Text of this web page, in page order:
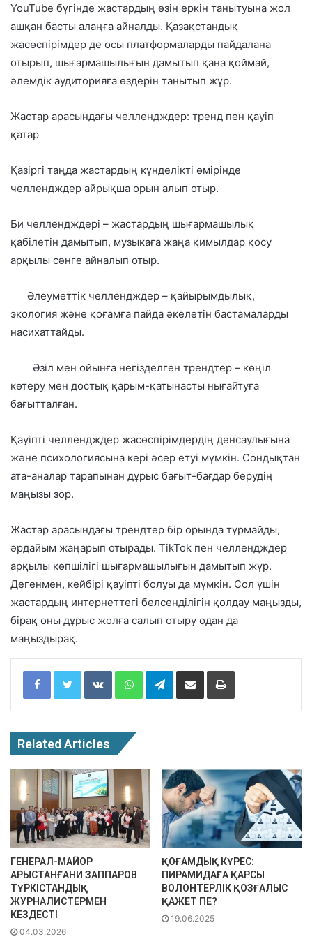
YouTube бүгінде жастардың өзін еркін танытуына жол
ашқан басты алаңға айналды. Қазақстандық
жасөспірімдер де осы платформаларды пайдалана
отырып, шығармашылығын дамытып қана қоймай,
әлемдік аудиторияға өздерін танытып жүр.
Жастар арасындағы челлендждер: тренд пен қауіп
қатар
Қазіргі таңда жастардың күнделікті өмірінде
челлендждер айрықша орын алып отыр.
Би челлендждері – жастардың шығармашылық
қабілетін дамытып, музыкаға жаңа қимылдар қосу
арқылы сәнге айналып отыр.
Әлеуметтік челлендждер – қайырымдылық,
экология және қоғамға пайда әкелетін бастамаларды
насихаттайды.
Әзіл мен ойынға негізделген трендтер – көңіл
көтеру мен достық қарым-қатынасты нығайтуға
бағытталған.
Қауіпті челлендждер жасөспірімдердің денсаулығына
және психологиясына кері әсер етуі мүмкін. Сондықтан
ата-аналар тарапынан дұрыс бағыт-бағдар берудің
маңызы зор.
Жастар арасындағы трендтер бір орында тұрмайды,
әрдайым жаңарып отырады. TikTok пен челлендждер
арқылы көпшілігі шығармашылығын дамытып жүр.
Дегенмен, кейбірі қауіпті болуы да мүмкін. Сол үшін
жастардың интернеттегі белсенділігін қолдау маңызды,
бірақ оны дұрыс жолға салып отыру одан да
маңыздырақ.
Facebook Twitter VKontakte WhatsApp Telegram
Related Articles
ГЕНЕРАЛ-МАЙОР
АРЫСТАНҒАНИ ЗАППАРОВ
ТҮРКІСТАНДЫҚ
ЖУРНАЛИСТЕРМЕН
КЕЗДЕСТІ
04.03.2026
ҚОҒАМДЫҚ КҮРЕС:
ПИРАМИДАҒА ҚАРСЫ
ВОЛОНТЕРЛІК ҚОЗҒАЛЫС
ҚАЖЕТ ПЕ?
19.06.2025